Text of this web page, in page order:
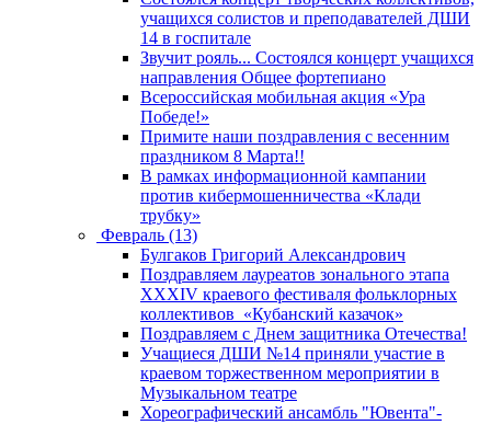
учащихся солистов и преподавателей ДШИ
14 в госпитале
Звучит рояль... Состоялся концерт учащихся
направления Общее фортепиано
Всероссийская мобильная акция «Ура
Победе!»
Примите наши поздравления с весенним
праздником 8 Марта!!
В рамках информационной кампании
против кибермошенничества «Клади
трубку»
Февраль (13)
Булгаков Григорий Александрович
Поздравляем лауреатов зонального этапа
XXXIV краевого фестиваля фольклорных
коллективов «Кубанский казачок»
Поздравляем с Днем защитника Отечества!
Учащиеся ДШИ №14 приняли участие в
краевом торжественном мероприятии в
Музыкальном театре
Хореографический ансамбль "Ювента"-